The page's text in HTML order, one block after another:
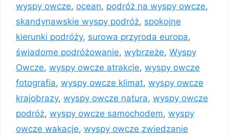
wyspy owcze, ocean, podróż na wyspy owcze,
skandynawskie wyspy podróż, spokojne
kierunki podróży, surowa przyroda europa,
świadome podróżowanie, wybrzeże, Wyspy
Owcze, wyspy owcze atrakcje, wyspy owcze
fotografia, wyspy owcze klimat, wyspy owcze
krajobrazy, wyspy owcze natura, wyspy owcze
podróż, wyspy owcze samochodem, wyspy
owcze wakacje, wyspy owcze zwiedzanie